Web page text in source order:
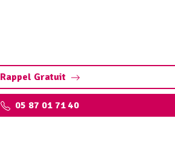
Rappel Gratuit
05 87 01 71 40